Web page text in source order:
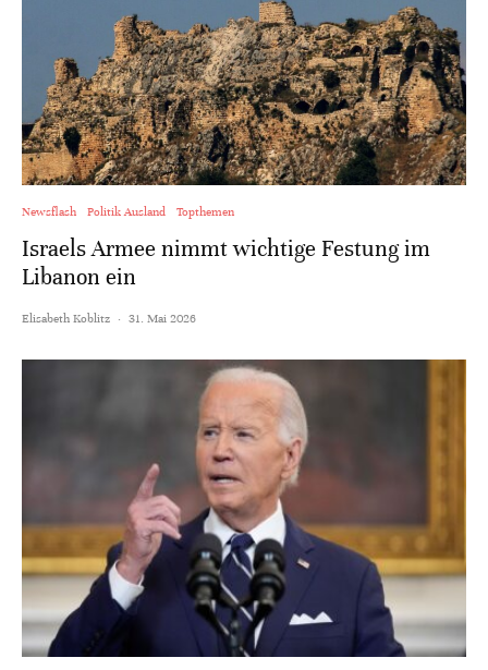
Newsflash Politik Ausland Topthemen
Israels Armee nimmt wichtige Festung im
Libanon ein
Elisabeth Koblitz · 31. Mai 2026